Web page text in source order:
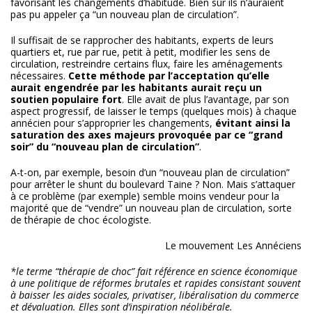
pas pu appeler ça “un nouveau plan de circulation”.
Il suffisait de se rapprocher des habitants, experts de leurs
quartiers et, rue par rue, petit à petit, modifier les sens de
circulation, restreindre certains flux, faire les aménagements
nécessaires. Cette méthode par l’acceptation qu’elle
aurait engendrée par les habitants aurait reçu un
soutien populaire fort. Elle avait de plus l’avantage, par son
aspect progressif, de laisser le temps (quelques mois) à chaque
annécien pour s’approprier les changements, évitant ainsi la
saturation des axes majeurs provoquée par ce “grand
soir” du “nouveau plan de circulation”.
A-t-on, par exemple, besoin d’un “nouveau plan de circulation”
pour arrêter le shunt du boulevard Taine ? Non. Mais s’attaquer
à ce problème (par exemple) semble moins vendeur pour la
majorité que de “vendre” un nouveau plan de circulation, sorte
de thérapie de choc écologiste.
Le mouvement Les Annéciens
*le terme “thérapie de choc” fait référence en science économique
à une politique de réformes brutales et rapides consistant souvent
à baisser les aides sociales, privatiser, libéralisation du commerce
et dévaluation. Elles sont d’inspiration néolibérale.